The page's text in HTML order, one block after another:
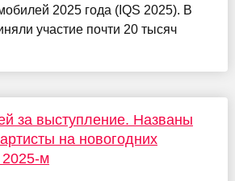
2025 года (IQS 2025). В
участие почти 20 тысяч
за выступление. Названы
на новогодних
2025-м